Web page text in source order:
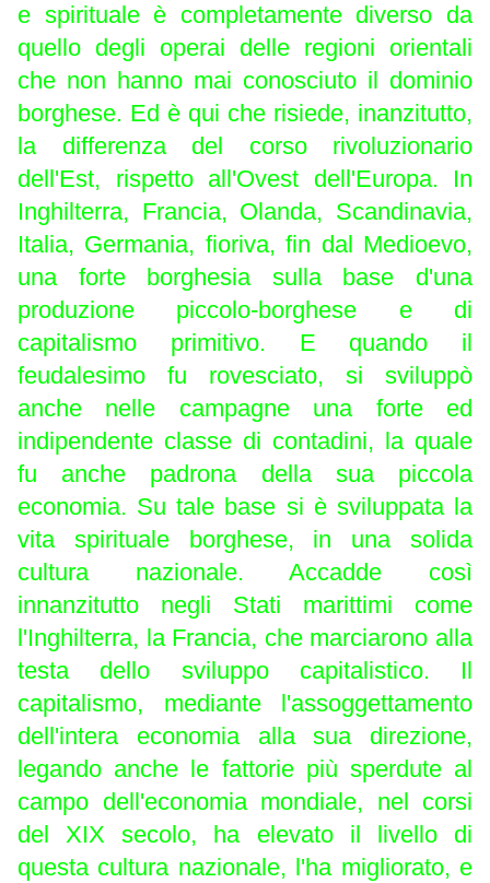
e spirituale è completamente diverso da
quello degli operai delle regioni orientali
che non hanno mai conosciuto il dominio
borghese. Ed è qui che risiede, inanzitutto,
la differenza del corso rivoluzionario
dell'Est, rispetto all'Ovest dell'Europa. In
Inghilterra, Francia, Olanda, Scandinavia,
Italia, Germania, fioriva, fin dal Medioevo,
una forte borghesia sulla base d'una
produzione piccolo-borghese e di
capitalismo primitivo. E quando il
feudalesimo fu rovesciato, si sviluppò
anche nelle campagne una forte ed
indipendente classe di contadini, la quale
fu anche padrona della sua piccola
economia. Su tale base si è sviluppata la
vita spirituale borghese, in una solida
cultura nazionale. Accadde così
innanzitutto negli Stati marittimi come
l'Inghilterra, la Francia, che marciarono alla
testa dello sviluppo capitalistico. Il
capitalismo, mediante l'assoggettamento
dell'intera economia alla sua direzione,
legando anche le fattorie più sperdute al
campo dell'economia mondiale, nel corsi
del XIX secolo, ha elevato il livello di
questa cultura nazionale, l'ha migliorato, e